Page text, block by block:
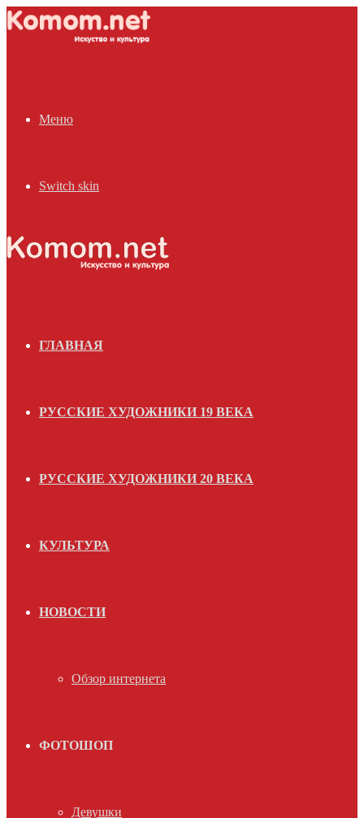
Меню
Switch skin
ГЛАВНАЯ
РУССКИЕ ХУДОЖНИКИ 19 ВЕКА
РУССКИЕ ХУДОЖНИКИ 20 ВЕКА
КУЛЬТУРА
НОВОСТИ
Обзор интернета
ФОТОШОП
Девушки